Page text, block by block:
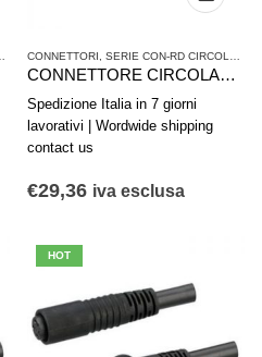
,VALVOLE E SISTEMI DI
CONNETTORI SERIE CON-RD CIRCOLARE A INNESTO
CONNETTORE CIRCOLARE AD INNESTO AVENTICS SERIE CON-RD 1834484258
Spedizione Italia in 7 giorni
lavorativi | Wordwide shipping
contact us
€29,36 iva esclusa
HOT